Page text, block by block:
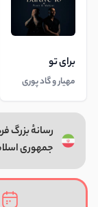
برای تو
مهیار و گاد پوری
رسانهٔ بزرگ
جمهوری